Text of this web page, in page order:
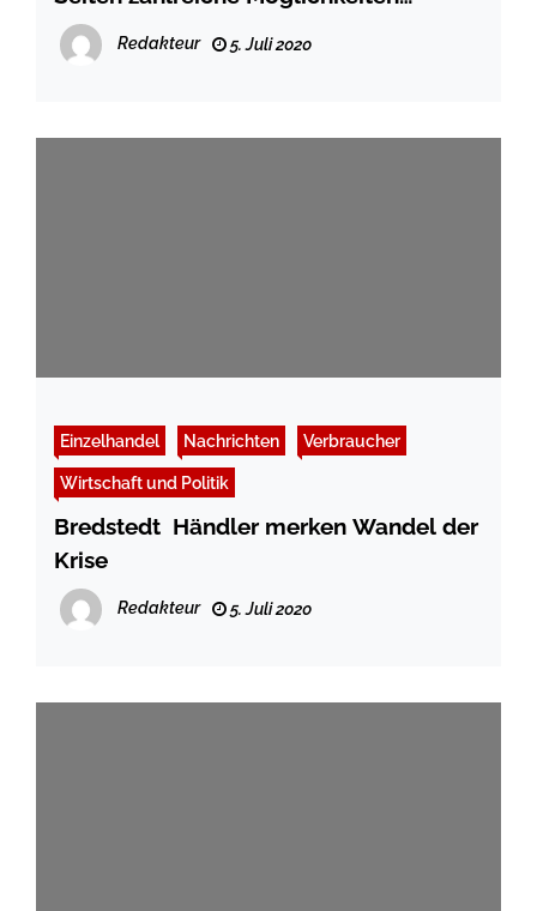
erhalten
Redakteur 5. Juli 2020
Einzelhandel Nachrichten Verbraucher
Wirtschaft und Politik
Bredstedt  Händler merken Wandel der
Krise
Redakteur 5. Juli 2020